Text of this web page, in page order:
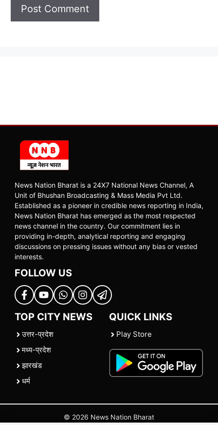
News Nation Bharat is a 24X7 National News Channel, A
Unit of Bhushan Broadcasting & Mass Media Pvt Ltd.
Established as a pioneer in credible news reporting in India,
News Nation Bharat has emerged as the most respected
news channel in the country. Our commitment lies in
providing in-depth, analytical reporting and engaging
discussions on pressing issues without any bias or vested
interests.
FOLLOW US
TOP CITY NEWS
उत्तर-प्रदेश
मध्य-प्रदेश
झारखंड
धर्म
QUICK LINKS
Play Store
© 2026 News Nation Bharat